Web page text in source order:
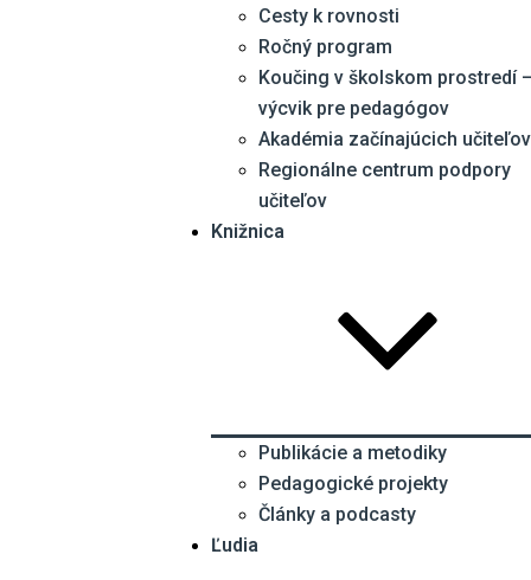
Cesty k rovnosti
Ročný program
Koučing v školskom prostredí
výcvik pre pedagógov
Akadémia začínajúcich učiteľov
Regionálne centrum podpory
učiteľov
Knižnica
Publikácie a metodiky
Pedagogické projekty
Články a podcasty
Ľudia